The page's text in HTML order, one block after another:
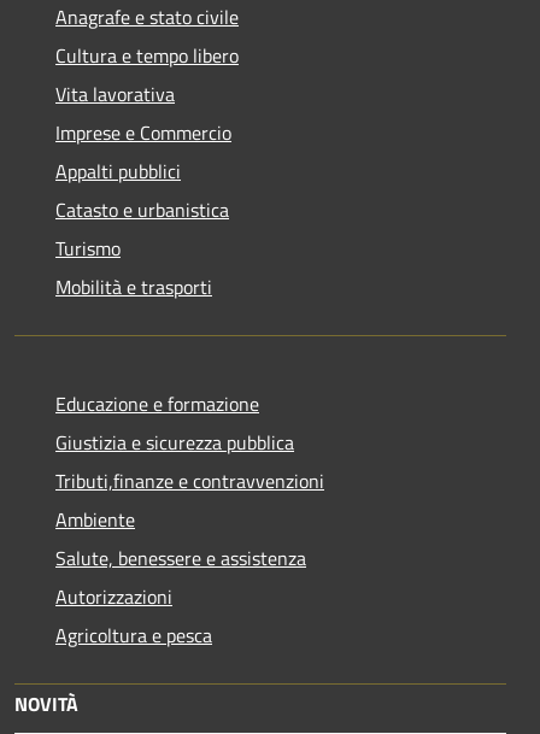
Anagrafe e stato civile
Cultura e tempo libero
Vita lavorativa
Imprese e Commercio
Appalti pubblici
Catasto e urbanistica
Turismo
Mobilità e trasporti
Educazione e formazione
Giustizia e sicurezza pubblica
Tributi,finanze e contravvenzioni
Ambiente
Salute, benessere e assistenza
Autorizzazioni
Agricoltura e pesca
NOVITÀ